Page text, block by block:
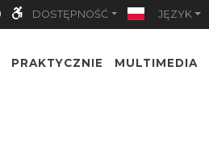
DOSTĘPNOŚĆ JĘZYK
PRAKTYCZNIE MULTIMEDIA